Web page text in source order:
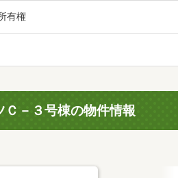
有権
Ｃ－３号棟の物件情報